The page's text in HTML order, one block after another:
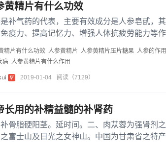
黄精片有什么功效
补气药的代表，主要有效成分是人参皂甙，
疫力、提高记忆力、增强人体抗疲劳能力等
精片有什么功效 人参黄精片 人参黄精片压片糖果 人参的作用
病 人参黄精片有什么作用
2019-01-04 阅读（7129）
长用的补精益髓的补肾药
骨脂硬阳茎。延时间。二、肉苁蓉为强肾剂
之富士山及日光之女神山。中国为甘肃省之特